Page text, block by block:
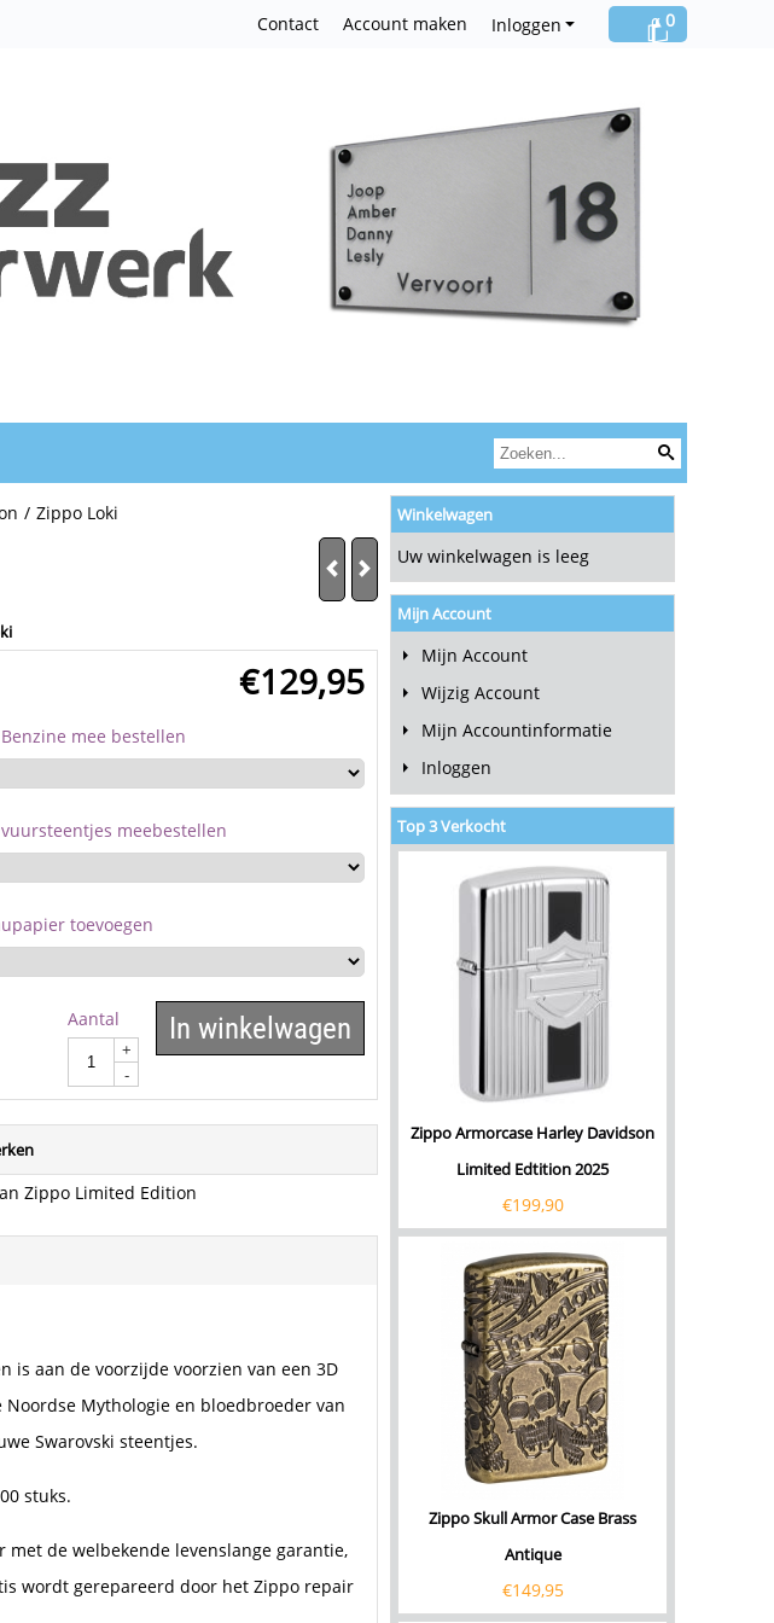
0
Inloggen
Contact Account maken
/ Zippo Loki
€129,95
mee bestellen
meebestellen
toevoegen
Aantal
+
-
In winkelwagen
Zippo Limited Edition
is aan de voorzijde voorzien van een 3D
Mythologie en bloedbroeder van
Swarovski steentjes.
stuks.
met de welbekende levenslange garantie,
wordt gerepareerd door het Zippo repair
Winkelwagen
Uw winkelwagen is leeg
Mijn Account
Mijn Account
Wijzig Account
Mijn Accountinformatie
Inloggen
Top 3 Verkocht
Zippo Armorcase Harley Davidson
Limited Edtition 2025
€199,90
Zippo Skull Armor Case Brass
Antique
€149,95